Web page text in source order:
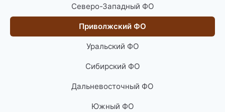
Северо-Западный ФО
Приволжский ФО
Уральский ФО
Сибирский ФО
Дальневосточный ФО
Южный ФО